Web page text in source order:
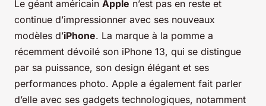
Le géant américain Apple n’est pas en reste et
continue d’impressionner avec ses nouveaux
modèles d’iPhone. La marque à la pomme a
récemment dévoilé son iPhone 13, qui se distingue
par sa puissance, son design élégant et ses
performances photo. Apple a également fait parler
d’elle avec ses gadgets technologiques, notamment